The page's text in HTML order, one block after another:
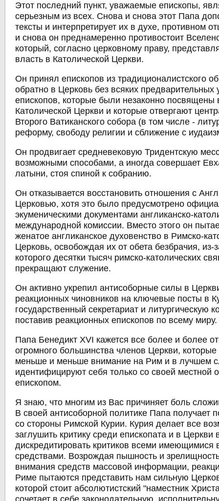
Этот последний пункт, уважаемые епископы,
серьезным из всех. Снова и снова этот Папа
тексты и интерпретирует их в духе, противном
и снова он преднамеренно противостоит
который, согласно церковному праву,
власть в Католической Церкви.
Он принял епископов из традиционалистского
обратно в Церковь без всяких предварительных
епископов, которые были незаконно посвящены
Католической Церкви и которые отвергают
Второго Ватиканского собора (в том числе -
реформу, свободу религии и сближение с
Он продвигает средневековую Тридентскую
возможными способами, а иногда совершает
латыни, стоя спиной к собранию.
Он отказывается восстановить отношения с
Церковью, хотя это было предусмотрено
экуменическими документами англиканско-
международной комиссии. Вместо этого он
женатое англиканское духовенство в Римско-
Церковь, освобождая их от обета безбрачия, из-
которого десятки тысяч римско-католических
прекращают служение.
Он активно укрепил антисоборные силы в
реакционных чиновников на ключевые посты в
государственный секретариат и литургическую
поставив реакционных епископов по всему миру.
Папа Бенедикт XVI кажется все более и более
огромного большинства членов Церкви,
меньше и меньше внимание на Рим и в лучшем
идентифицируют себя только со своей местной
епископом.
Я знаю, что многим из Вас причиняет боль
В своей антисоборной политике Папа получает
со стороны Римской Курии. Курия делает все
заглушить критику среди епископата и в Церкви
дискредитировать критиков всеми имеющимися
средствами. Возрождая пышность и
внимания средств массовой информации,
Риме пытаются представить нам сильную
которой стоит абсолютистский "наместник